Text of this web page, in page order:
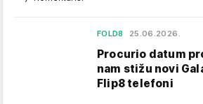
FOLD8 25.06.2026.
Procurio datum
nam stižu novi
Flip8 telefoni